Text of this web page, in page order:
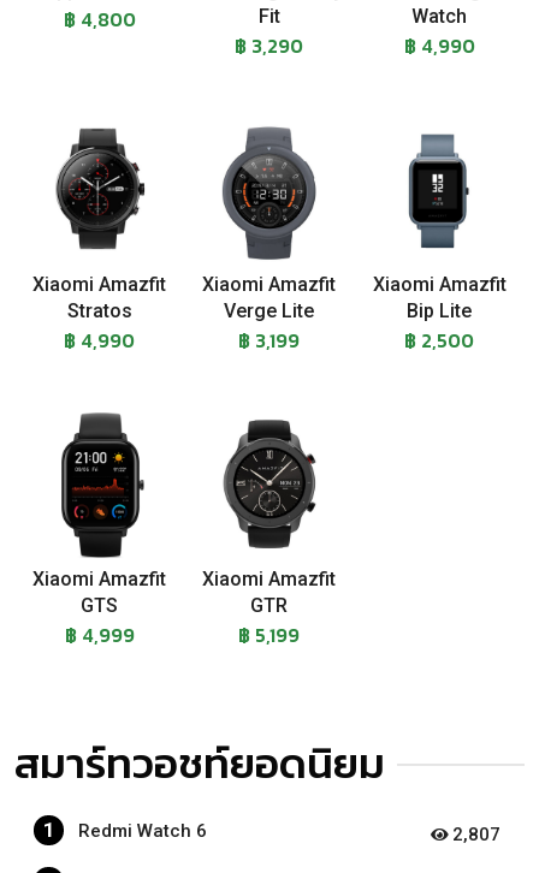
฿ 4,800
Fit
฿ 3,290
Watch
฿ 4,990
Xiaomi Amazfit
Stratos
฿ 4,990
Xiaomi Amazfit
Verge Lite
฿ 3,199
Xiaomi Amazfit
Bip Lite
฿ 2,500
Xiaomi Amazfit
GTS
฿ 4,999
Xiaomi Amazfit
GTR
฿ 5,199
สมาร์ทวอชท์ยอดนิยม
1 Redmi Watch 6 2,807